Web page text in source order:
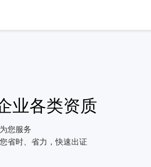
业各类资质
您服务
省时、省力，快速出证